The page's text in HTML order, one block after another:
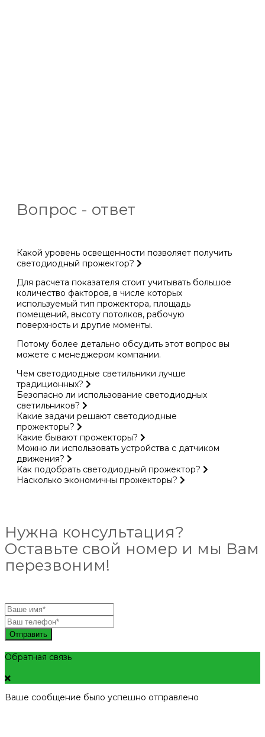
Вопрос - ответ
Какой уровень освещенности позволяет получить
светодиодный прожектор?
Для расчета показателя стоит учитывать большое
количество факторов, в числе которых
используемый тип прожектора, площадь
помещений, высоту потолков, рабочую
поверхность и другие моменты.
Потому более детально обсудить этот вопрос вы
можете с менеджером компании.
Чем светодиодные светильники лучше
традиционных?
Безопасно ли использование светодиодных
светильников?
Какие задачи решают светодиодные
прожекторы?
Какие бывают прожекторы?
Можно ли использовать устройства с датчиком
движения?
Как подобрать светодиодный прожектор?
Насколько экономичны прожекторы?
Нужна консультация?
Оставьте свой номер и мы Вам
перезвоним!
Отправить
Обратная связь
Ваше сообщение было успешно отправлено